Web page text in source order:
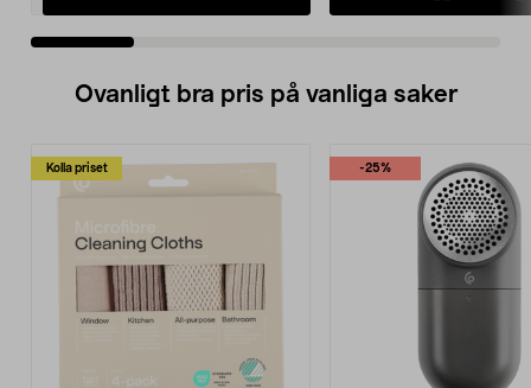
Ovanligt bra pris på vanliga saker
Kolla priset -25%